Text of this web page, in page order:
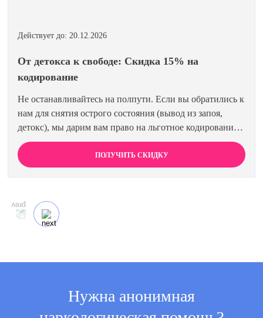
Действует до: 20.12.2026
От детокса к свободе: Скидка 15% на
кодирование
Не останавливайтесь на полпути. Если вы обратились к
нам для снятия острого состояния (вывод из запоя,
детокс), мы дарим вам право на льготное кодирование.
Просто предъявите документ об оплате первичной
процедуры, и получите скидку 15% на любой метод
кодирования в нашей клинике. Ваш путь к трезвости
ПОЛУЧИТЬ СКИДКУ
Нужна анонимная